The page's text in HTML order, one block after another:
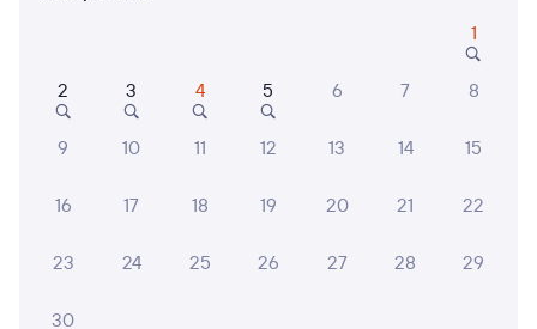
Мы отображаем актуальные отзывы и не удаляем
10 ТАТЬЯНА С.
Очень и очень хороший, современный вагон. Таких бы
10
1
2 3 4 5 6 7 8
9 10 11 12 13 14 15
16 17 18 19 20 21 22
23 24 25 26 27 28 29
30